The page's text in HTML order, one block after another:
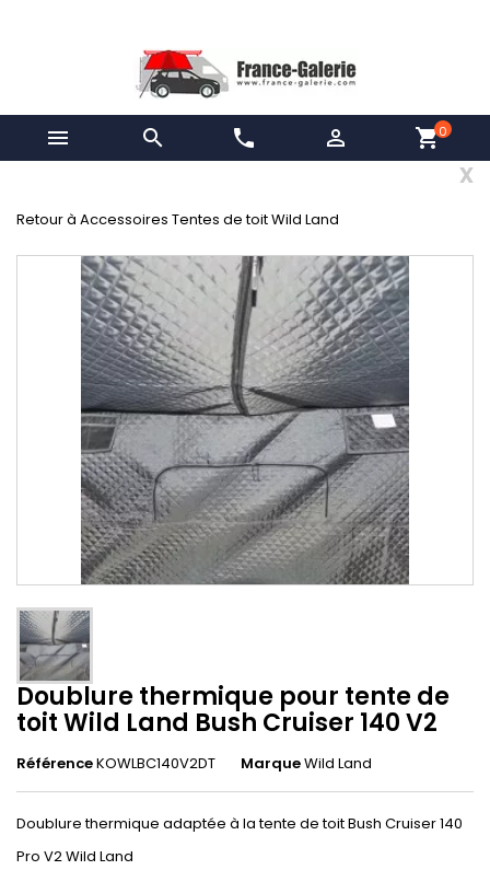
  phone  shopping_cart0
x
Retour à Accessoires Tentes de toit Wild Land
Doublure thermique pour tente de
toit Wild Land Bush Cruiser 140 V2
RéférenceKOWLBC140V2DT MarqueWild Land
Doublure thermique adaptée à la tente de toit Bush Cruiser 140
Pro V2 Wild Land